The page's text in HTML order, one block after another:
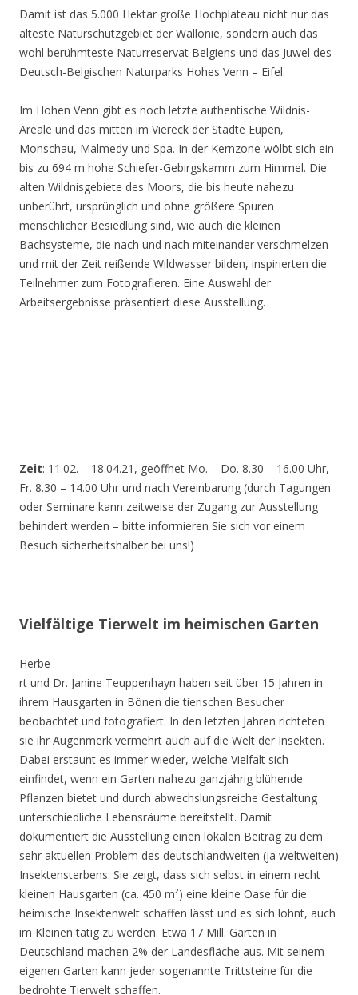
Damit ist das 5.000 Hektar große Hochplateau nicht nur das
älteste Naturschutzgebiet der Wallonie, sondern auch das
wohl berühmteste Naturreservat Belgiens und das Juwel des
Deutsch-Belgischen Naturparks Hohes Venn – Eifel.
Im Hohen Venn gibt es noch letzte authentische Wildnis-
Areale und das mitten im Viereck der Städte Eupen,
Monschau, Malmedy und Spa. In der Kernzone wölbt sich ein
bis zu 694 m hohe Schiefer-Gebirgskamm zum Himmel. Die
alten Wildnisgebiete des Moors, die bis heute nahezu
unberührt, ursprünglich und ohne größere Spuren
menschlicher Besiedlung sind, wie auch die kleinen
Bachsysteme, die nach und nach miteinander verschmelzen
und mit der Zeit reißende Wildwasser bilden, inspirierten die
Teilnehmer zum Fotografieren. Eine Auswahl der
Arbeitsergebnisse präsentiert diese Ausstellung.
Zeit: 11.02. – 18.04.21, geöffnet Mo. – Do. 8.30 – 16.00 Uhr,
Fr. 8.30 – 14.00 Uhr und nach Vereinbarung (durch Tagungen
oder Seminare kann zeitweise der Zugang zur Ausstellung
behindert werden – bitte informieren Sie sich vor einem
Besuch sicherheitshalber bei uns!)
Vielfältige Tierwelt im heimischen Garten
Herbe
rt und Dr. Janine Teuppenhayn haben seit über 15 Jahren in
ihrem Hausgarten in Bönen die tierischen Besucher
beobachtet und fotografiert. In den letzten Jahren richteten
sie ihr Augenmerk vermehrt auch auf die Welt der Insekten.
Dabei erstaunt es immer wieder, welche Vielfalt sich
einfindet, wenn ein Garten nahezu ganzjährig blühende
Pflanzen bietet und durch abwechslungsreiche Gestaltung
unterschiedliche Lebensräume bereitstellt. Damit
dokumentiert die Ausstellung einen lokalen Beitrag zu dem
sehr aktuellen Problem des deutschlandweiten (ja weltweiten)
Insektensterbens. Sie zeigt, dass sich selbst in einem recht
kleinen Hausgarten (ca. 450 m²) eine kleine Oase für die
heimische Insektenwelt schaffen lässt und es sich lohnt, auch
im Kleinen tätig zu werden. Etwa 17 Mill. Gärten in
Deutschland machen 2% der Landesfläche aus. Mit seinem
eigenen Garten kann jeder sogenannte Trittsteine für die
bedrohte Tierwelt schaffen.